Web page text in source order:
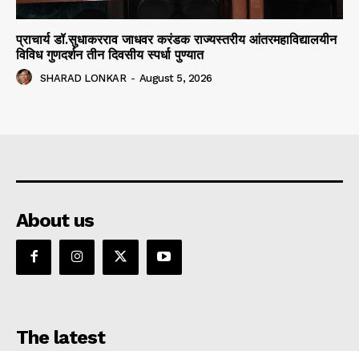
प्राचार्य डॉ.सुधाकरराव जाधवर करंडक राज्यस्तरीय आंतरमहाविद्यालयीन
विविध गुणदर्शन तीन दिवसीय स्पर्धा पुण्यात
SHARAD LONKAR - August 5, 2026
About us
The latest